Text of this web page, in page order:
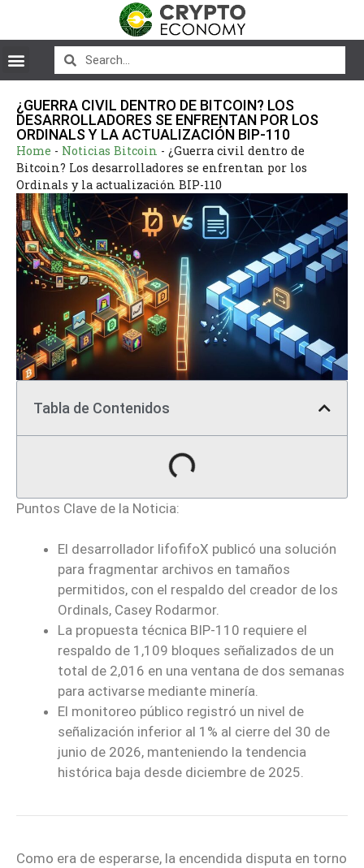
¿GUERRA CIVIL DENTRO DE BITCOIN? LOS
DESARROLLADORES SE ENFRENTAN POR LOS
ORDINALS Y LA ACTUALIZACIÓN BIP-110
Home - Noticias Bitcoin - ¿Guerra civil dentro de
Bitcoin? Los desarrolladores se enfrentan por los
Ordinals y la actualización BIP-110
Tabla de Contenidos
Puntos Clave de la Noticia:
El desarrollador lifofifoX publicó una solución
para fragmentar archivos en tamaños
permitidos, con el respaldo del creador de los
Ordinals, Casey Rodarmor.
La propuesta técnica BIP-110 requiere el
respaldo de 1,109 bloques señalizados de un
total de 2,016 en una ventana de dos semanas
para activarse mediante minería.
El monitoreo público registró un nivel de
señalización inferior al 1% al cierre del 30 de
junio de 2026, manteniendo la tendencia
histórica baja desde diciembre de 2025.
Como era de esperarse, la encendida disputa en torno